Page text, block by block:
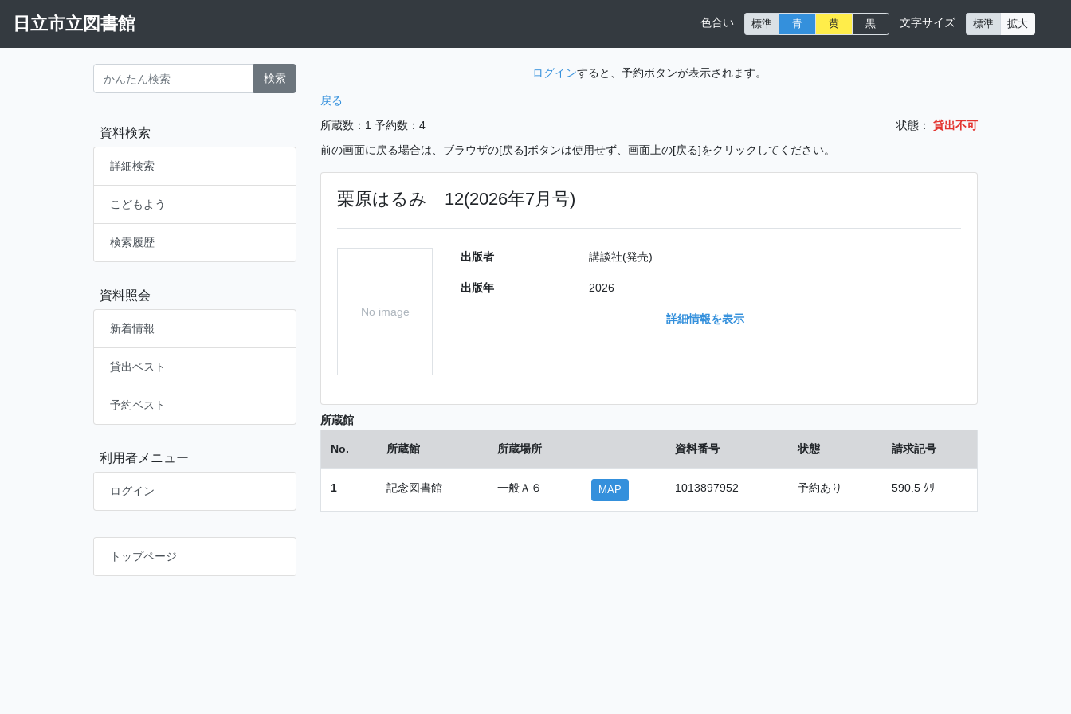
日立市立図書館 色合い 標準 青 黄 黒 文字サイズ 標準 拡大
検索
資料検索
詳細検索
こどもよう
検索履歴
資料照会
新着情報
貸出ベスト
予約ベスト
利用者メニュー
ログイン
トップページ
ログインすると、予約ボタンが表示されます。
戻る
所蔵数：1 予約数：4 状態：
貸出不可
前の画面に戻る場合は、ブラウザの[戻る]ボタンは使用せず、画面上の[戻る]をクリックしてください。
栗原はるみ 12(2026年7月号)
No image
出版者 講談社(発売)
出版年 2026
詳細情報を表示
所蔵館
No. 所蔵館 所蔵場所 資料番号 状態 請求記号
1 記念図書館 一般Ａ６ MAP 1013897952 予約あり 590.5 ｸﾘ